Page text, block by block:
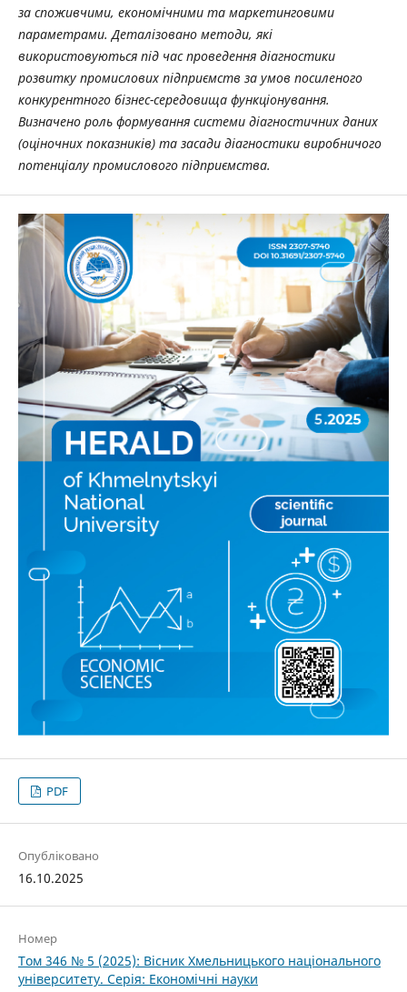
за споживчими, економічними та маркетинговими
параметрами. Деталізовано методи, які
використовуються під час проведення діагностики
розвитку промислових підприємств за умов посиленого
конкурентного бізнес-середовища функціонування.
Визначено роль формування системи діагностичних даних
(оціночних показників) та засади діагностики виробничого
потенціалу промислового підприємства.
PDF
Опубліковано
16.10.2025
Номер
Том 346 № 5 (2025): Вісник Хмельницького національного
університету. Серія: Економічні науки